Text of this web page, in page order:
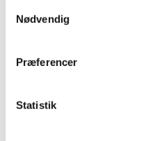
Nødvendig
Præferencer
Statistik
Artiklen fra bladet ses her